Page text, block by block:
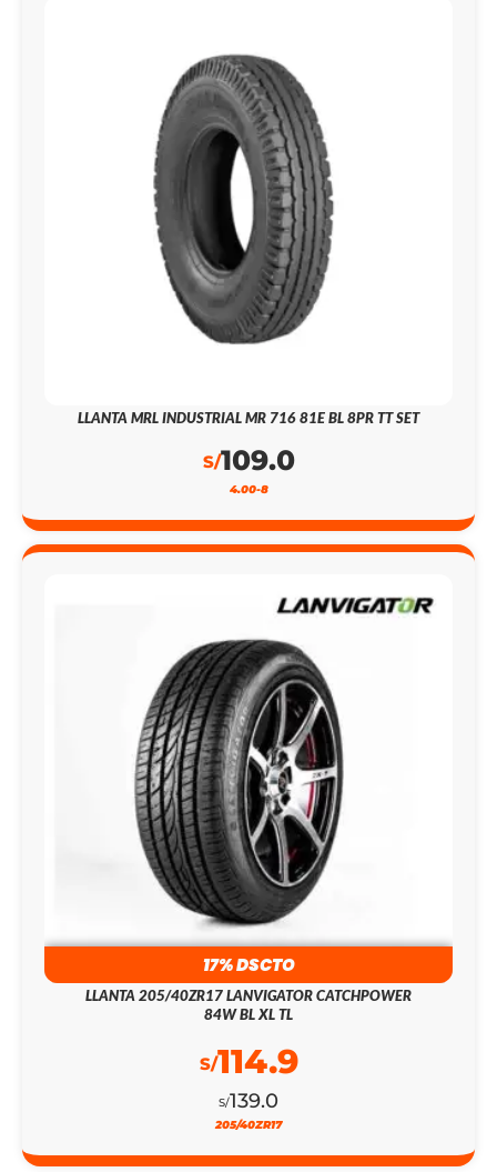
LLANTA MRL INDUSTRIAL MR 716 81E BL 8PR TT SET
S/109.0
4.00-8
17% DSCTO
LLANTA 205/40ZR17 LANVIGATOR CATCHPOWER
84W BL XL TL
S/139.0
S/114.9
205/40ZR17